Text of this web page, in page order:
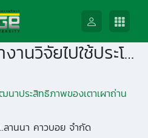
รายละเอียดการนำงานวิจัยไปใช้ประโยชน์
นาประสิทธิภาพของเตาเผาถ่าน
ลานนา คาวบอย จำกัด